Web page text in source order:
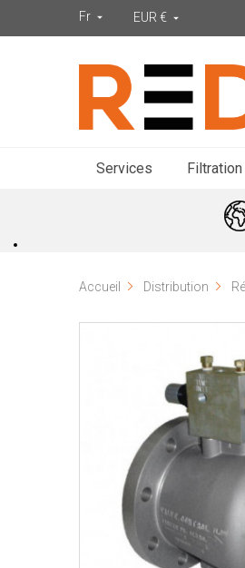
Fr  EUR € 
Services Filtration
Accueil Distribution